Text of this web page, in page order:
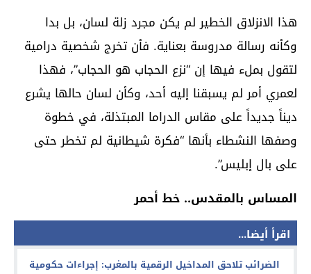
هذا الانزلاق الخطير لم يكن مجرد زلة لسان، بل بدا
وكأنه رسالة مدروسة بعناية. فأن تخرج شخصية درامية
لتقول بملء فيها إن “نزع الحجاب هو الحجاب”، فهذا
لعمري أمر لم يسبقنا إليه أحد، وكأن لسان حالها يشرع
ديناً جديداً على مقاس الدراما المبتذلة، في خطوة
وصفها النشطاء بأنها “فكرة شيطانية لم تخطر حتى
على بال إبليس”.
المساس بالمقدس.. خط أحمر
اقرأ أيضا...
الضرائب تلاحق المداخيل الرقمية بالمغرب: إجراءات حكومية